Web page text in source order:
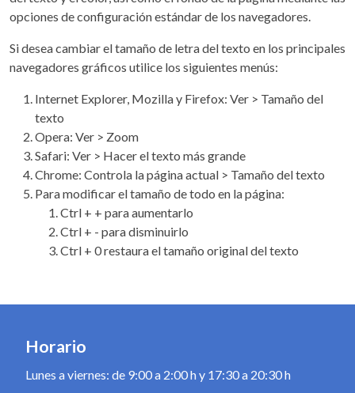
opciones de configuración estándar de los navegadores.
Si desea cambiar el tamaño de letra del texto en los principales
navegadores gráficos utilice los siguientes menús:
Internet Explorer, Mozilla y Firefox: Ver > Tamaño del
texto
Opera: Ver > Zoom
Safari: Ver > Hacer el texto más grande
Chrome: Controla la página actual > Tamaño del texto
Para modificar el tamaño de todo en la página:
Ctrl + + para aumentarlo
Ctrl + - para disminuirlo
Ctrl + 0 restaura el tamaño original del texto
Horario
Lunes a viernes: de 9:00 a 2:00 h y 17:30 a 20:30 h